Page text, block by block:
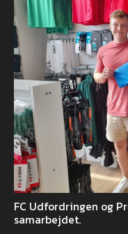
FC Udfordringen og
samarbejdet.